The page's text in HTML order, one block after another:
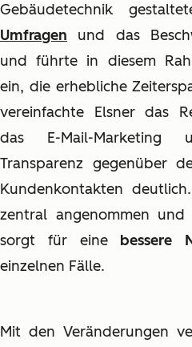
Gebäudetechnik
Umfragen und das
und führte in diesem
ein, die erhebliche
vereinfachte Elsner das
das E-Mail-Marketing
Transparenz gegenüber
Kundenkontakten
zentral angenommen und
sorgt für eine bessere
einzelnen Fälle.
Mit den Veränderungen